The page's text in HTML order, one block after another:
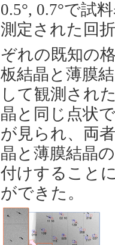
0.5°, 0.7°で試
測定された回
ぞれの既知の
板結晶と薄膜
して観測され
晶と同じ点状
が見られ、両
晶と薄膜結晶
付けすること
ができた。